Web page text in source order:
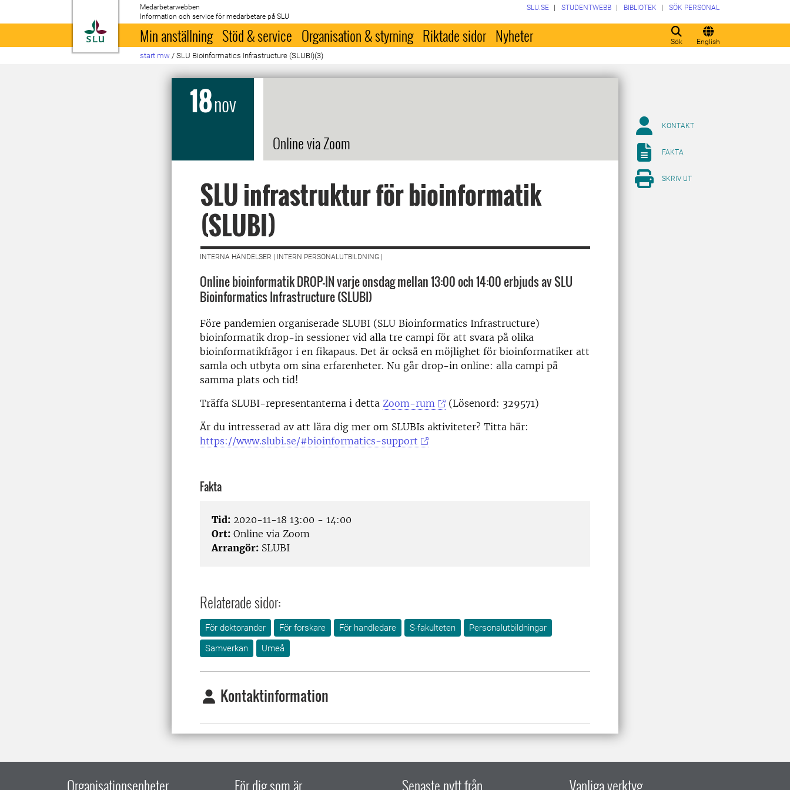
Till startsida
Medarbetarwebben
Information och service för medarbetare på SLU
Sök English
SLU.SE STUDENTWEBB BIBLIOTEK SÖK PERSONAL
Min anställning Stöd & service Organisation & styrning Riktade sidor Nyheter
start mw / SLU Bioinformatics Infrastructure (SLUBI)(3)
18nov
Online via Zoom
SLU infrastruktur för bioinformatik
(SLUBI)
INTERNA HÄNDELSER | INTERN PERSONALUTBILDNING |
Online bioinformatik DROP-IN varje onsdag mellan 13:00 och 14:00 erbjuds av SLU
Bioinformatics Infrastructure (SLUBI)
Före pandemien organiserade SLUBI (SLU Bioinformatics Infrastructure)
bioinformatik drop-in sessioner vid alla tre campi för att svara på olika
bioinformatikfrågor i en fikapaus. Det är också en möjlighet för bioinformatiker att
samla och utbyta om sina erfarenheter. Nu går drop-in online: alla campi på
samma plats och tid!
Träffa SLUBI-representanterna i detta Zoom-rum
(Lösenord: 329571)
Är du intresserad av att lära dig mer om SLUBIs aktiviteter? Titta här:
https://www.slubi.se/#bioinformatics-support
Fakta
Tid: 2020-11-18 13:00 - 14:00
Ort: Online via Zoom
Arrangör: SLUBI
Relaterade sidor:
För doktorander För forskare För handledare S-fakulteten
Personalutbildningar
Samverkan
Umeå
Kontaktinformation
KONTAKT
FAKTA
SKRIV UT
Organisationsenheter För dig som är Senaste nytt från Vanliga verktyg